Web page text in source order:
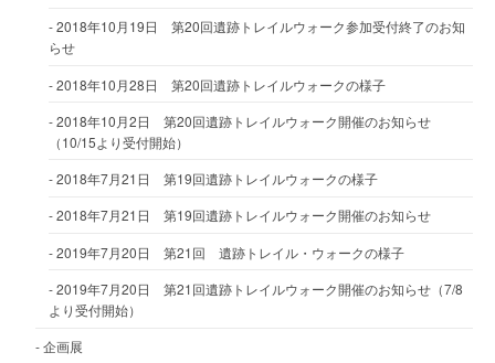
2018年10月19日 第20回遺跡トレイルウォーク参加受付終了のお知
らせ
2018年10月28日 第20回遺跡トレイルウォークの様子
2018年10月2日 第20回遺跡トレイルウォーク開催のお知らせ
（10/15より受付開始）
2018年7月21日 第19回遺跡トレイルウォークの様子
2018年7月21日 第19回遺跡トレイルウォーク開催のお知らせ
2019年7月20日 第21回 遺跡トレイル・ウォークの様子
2019年7月20日 第21回遺跡トレイルウォーク開催のお知らせ（7/8
より受付開始）
企画展